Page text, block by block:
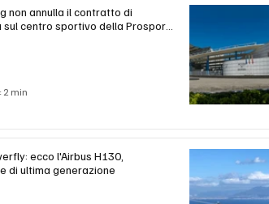
non annulla il contratto di
centro sportivo della Prosport
2 min
ecco l'Airbus H130,
di ultima generazione